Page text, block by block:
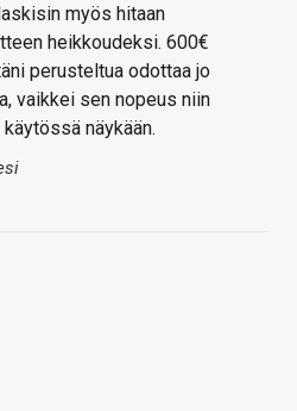
myös hitaan
heikkoudeksi. 600€
perusteltua odottaa jo
vaikkei sen nopeus niin
näykään.